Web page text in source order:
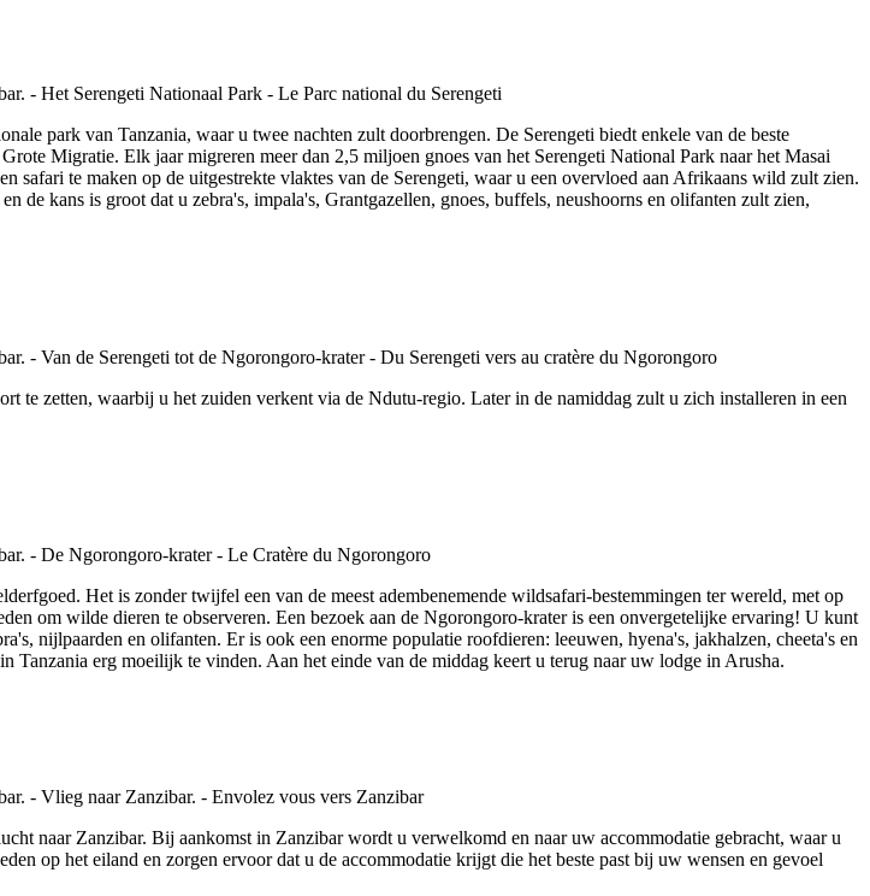
park van Tanzania, waar u twee nachten zult doorbrengen. De Serengeti biedt enkele van de beste
Migratie. Elk jaar migreren meer dan 2,5 miljoen gnoes van het Serengeti National Park naar het Masai
safari te maken op de uitgestrekte vlaktes van de Serengeti, waar u een overvloed aan Afrikaans wild zult zien.
de kans is groot dat u zebra's, impala's, Grantgazellen, gnoes, buffels, neushoorns en olifanten zult zien,
te zetten, waarbij u het zuiden verkent via de Ndutu-regio. Later in de namiddag zult u zich installeren in een
Het is zonder twijfel een van de meest adembenemende wildsafari-bestemmingen ter wereld, met op
om wilde dieren te observeren. Een bezoek aan de Ngorongoro-krater is een onvergetelijke ervaring! U kunt
nijlpaarden en olifanten. Er is ook een enorme populatie roofdieren: leeuwen, hyena's, jakhalzen, cheeta's en
Tanzania erg moeilijk te vinden. Aan het einde van de middag keert u terug naar uw lodge in Arusha.
naar Zanzibar. Bij aankomst in Zanzibar wordt u verwelkomd en naar uw accommodatie gebracht, waar u
op het eiland en zorgen ervoor dat u de accommodatie krijgt die het beste past bij uw wensen en gevoel